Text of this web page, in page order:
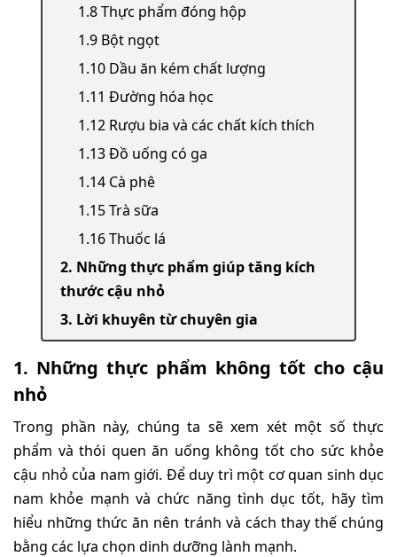
1.8 Thực phẩm đóng hộp
1.9 Bột ngọt
1.10 Dầu ăn kém chất lượng
1.11 Đường hóa học
1.12 Rượu bia và các chất kích thích
1.13 Đồ uống có ga
1.14 Cà phê
1.15 Trà sữa
1.16 Thuốc lá
2. Những thực phẩm giúp tăng kích
thước cậu nhỏ
3. Lời khuyên từ chuyên gia
1. Những thực phẩm không tốt cho cậu
nhỏ
Trong phần này, chúng ta sẽ xem xét một số thực
phẩm và thói quen ăn uống không tốt cho sức khỏe
cậu nhỏ của nam giới. Để duy trì một cơ quan sinh dục
nam khỏe mạnh và chức năng tình dục tốt, hãy tìm
hiểu những thức ăn nên tránh và cách thay thế chúng
bằng các lựa chọn dinh dưỡng lành mạnh.